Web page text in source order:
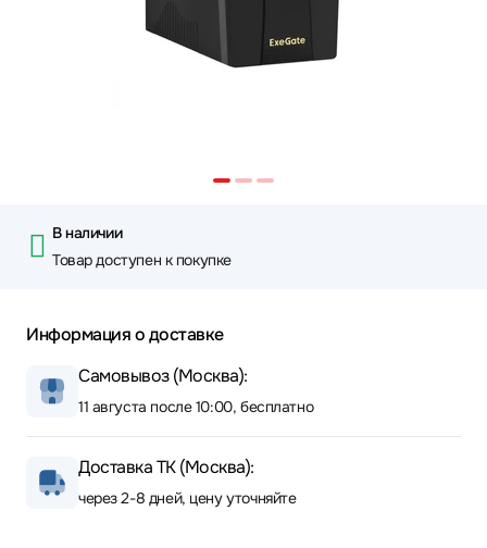
В наличии
Товар доступен к покупке
Информация о доставке
Самовывоз (Москва):
11 августа после 10:00, бесплатно
Доставка ТК (Москва):
через 2-8 дней, цену уточняйте